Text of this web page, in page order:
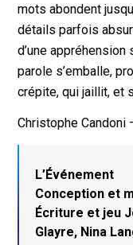
mots abondent
détails parfois
d’une
parole s’emballe,
crépite, qui jaillit, et
Christophe
L’Événement
Conception et
Écriture et jeu
Glayre, Nina